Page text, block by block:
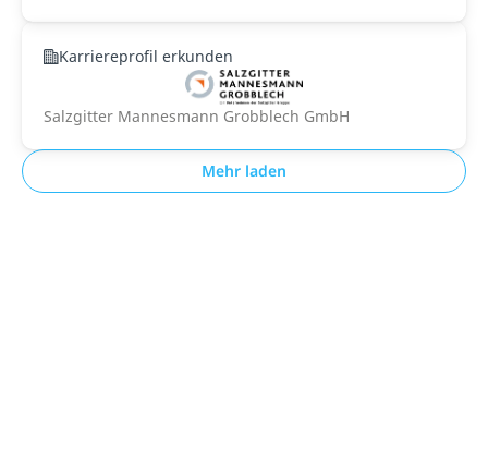
Karriereprofil erkunden
Salzgitter Mannesmann Grobblech GmbH
Mehr laden